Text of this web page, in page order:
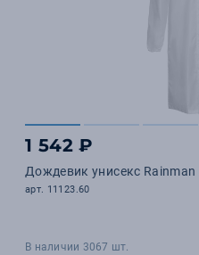
1 542 ₽
Дождевик унисекс
арт. 11123.60
В наличии 3067 шт.